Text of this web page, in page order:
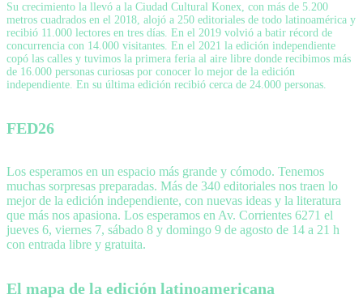
Su crecimiento la llevó a la Ciudad Cultural Konex, con más de 5.200
metros cuadrados en el 2018, alojó a 250 editoriales de todo latinoamérica y
recibió 11.000 lectores en tres días. En el 2019 volvió a batir récord de
concurrencia con 14.000 visitantes. En el 2021 la edición independiente
copó las calles y tuvimos la primera feria al aire libre donde recibimos más
de 16.000 personas curiosas por conocer lo mejor de la edición
independiente. En su última edición recibió cerca de 24.000 personas.
FED26
Los esperamos en un espacio más grande y cómodo. Tenemos
muchas sorpresas preparadas. Más de 340 editoriales nos traen lo
mejor de la edición independiente, con nuevas ideas y la literatura
que más nos apasiona. Los esperamos en Av. Corrientes 6271 el
jueves 6, viernes 7, sábado 8 y domingo 9 de agosto de 14 a 21 h
con entrada libre y gratuita.
El mapa de la edición latinoamericana